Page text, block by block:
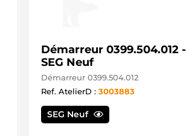
Démarreur 0399.504.012 -
SEG Neuf
Démarreur 0399.504.012
Ref. AtelierD : 3003883
SEG Neuf